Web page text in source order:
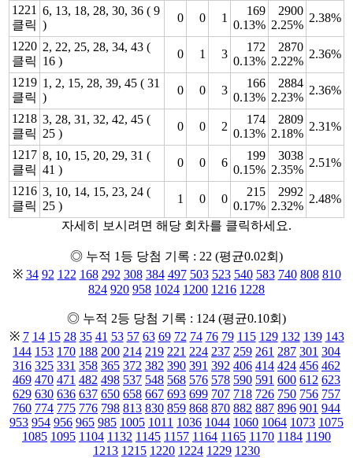
1221
클릭
6, 13, 18, 28, 30, 36 ( 9
)
0 0 1
169
0.13%
2900
2.25%
2.38%
1220
클릭
2, 22, 25, 28, 34, 43 (
16 )
0 1 3
172
0.13%
2870
2.22%
2.36%
1219
클릭
1, 2, 15, 28, 39, 45 ( 31
)
0 0 3
166
0.13%
2884
2.23%
2.36%
1218
클릭
3, 28, 31, 32, 42, 45 (
25 )
0 0 2
174
0.13%
2809
2.18%
2.31%
1217
클릭
8, 10, 15, 20, 29, 31 (
41 )
0 0 6
199
0.15%
3038
2.35%
2.51%
1216
클릭
3, 10, 14, 15, 23, 24 (
25 )
1 0 0
215
0.17%
2992
2.32%
2.48%
자세히 보시려면 해당 회차를 클릭하세요.
◎ 누적 1등 당첨 기록 : 22 (평균0.02회)
※ 34 92 122 168 292 308 384 497 503 523 540 583 740 808 810
824 920 958 1024 1200 1216 1228
◎ 누적 2등 당첨 기록 : 124 (평균0.10회)
※ 7 14 15 28 35 41 53 57 63 69 72 74 76 79 115 129 132 139 143
144 153 170 188 200 214 219 221 224 237 259 261 287 301 304
316 325 331 358 365 372 382 390 391 392 406 414 424 456 462
469 470 471 482 498 537 548 568 576 578 590 591 600 612 623
629 630 636 637 650 658 667 693 699 707 718 726 750 756 757
760 774 775 776 798 813 830 859 868 870 882 887 896 901 944
953 954 956 965 985 1005 1011 1036 1044 1060 1064 1073 1075
1085 1095 1104 1132 1145 1157 1164 1165 1170 1184 1190
1213 1215 1220 1224 1229 1230